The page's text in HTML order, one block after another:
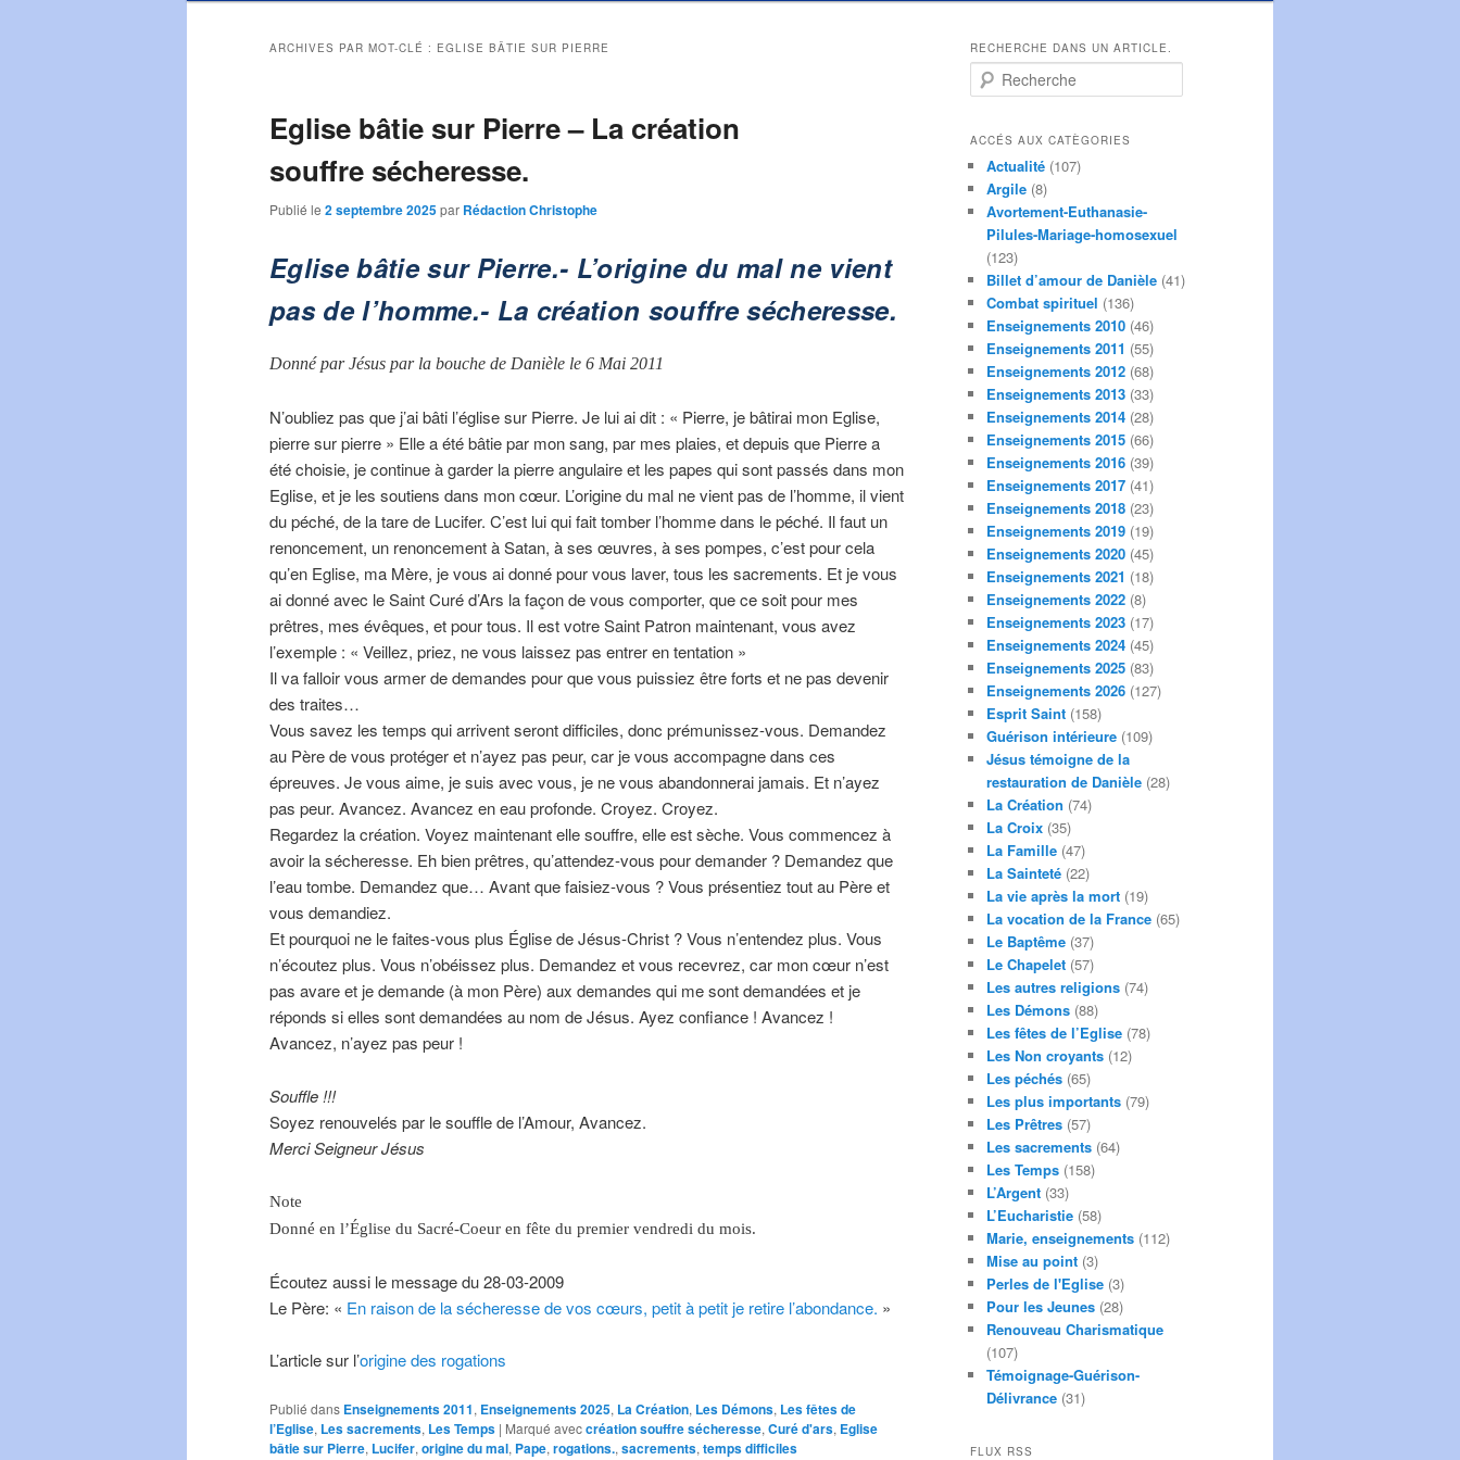
ARCHIVES PAR MOT-CLÉ : EGLISE BÂTIE SUR PIERRE
Eglise bâtie sur Pierre – La création
souffre sécheresse.
Publié le 2 septembre 2025par Rédaction Christophe
Eglise bâtie sur Pierre.- L’origine du mal ne vient
pas de l’homme.- La création souffre sécheresse.
Donné par Jésus par la bouche de Danièle le 6 Mai 2011
N’oubliez pas que j’ai bâti l’église sur Pierre. Je lui ai dit : « Pierre, je bâtirai mon Eglise,
pierre sur pierre » Elle a été bâtie par mon sang, par mes plaies, et depuis que Pierre a
été choisie, je continue à garder la pierre angulaire et les papes qui sont passés dans mon
Eglise, et je les soutiens dans mon cœur. L’origine du mal ne vient pas de l’homme, il vient
du péché, de la tare de Lucifer. C’est lui qui fait tomber l’homme dans le péché. Il faut un
renoncement, un renoncement à Satan, à ses œuvres, à ses pompes, c’est pour cela
qu’en Eglise, ma Mère, je vous ai donné pour vous laver, tous les sacrements. Et je vous
ai donné avec le Saint Curé d’Ars la façon de vous comporter, que ce soit pour mes
prêtres, mes évêques, et pour tous. Il est votre Saint Patron maintenant, vous avez
l’exemple : « Veillez, priez, ne vous laissez pas entrer en tentation »
Il va falloir vous armer de demandes pour que vous puissiez être forts et ne pas devenir
des traites…
Vous savez les temps qui arrivent seront difficiles, donc prémunissez-vous. Demandez
au Père de vous protéger et n’ayez pas peur, car je vous accompagne dans ces
épreuves. Je vous aime, je suis avec vous, je ne vous abandonnerai jamais. Et n’ayez
pas peur. Avancez. Avancez en eau profonde. Croyez. Croyez.
Regardez la création. Voyez maintenant elle souffre, elle est sèche. Vous commencez à
avoir la sécheresse. Eh bien prêtres, qu’attendez-vous pour demander ? Demandez que
l’eau tombe. Demandez que… Avant que faisiez-vous ? Vous présentiez tout au Père et
vous demandiez.
Et pourquoi ne le faites-vous plus Église de Jésus-Christ ? Vous n’entendez plus. Vous
n’écoutez plus. Vous n’obéissez plus. Demandez et vous recevrez, car mon cœur n’est
pas avare et je demande (à mon Père) aux demandes qui me sont demandées et je
réponds si elles sont demandées au nom de Jésus. Ayez confiance ! Avancez !
Avancez, n’ayez pas peur !
Souffle !!!
Soyez renouvelés par le souffle de l’Amour, Avancez.
Merci Seigneur Jésus
Note
Donné en l’Église du Sacré-Coeur en fête du premier vendredi du mois.
Écoutez aussi le message du 28-03-2009
Le Père: « En raison de la sécheresse de vos cœurs, petit à petit je retire l’abondance. »
L’article sur l’origine des rogations
Publié dans Enseignements 2011, Enseignements 2025, La Création, Les Démons, Les fêtes de
l’Eglise, Les sacrements, Les Temps | Marqué aveccréation souffre sécheresse, Curé d'ars, Eglise
bâtie sur Pierre, Lucifer, origine du mal, Pape, rogations., sacrements, temps difficiles
RECHERCHE DANS UN ARTICLE.
e
h
c
h
ACCÉS AUX CATÈGORIES
Actualité (107)
Argile (8)
Avortement-Euthanasie-
Pilules-Mariage-homosexuel
(123)
Billet d’amour de Danièle (41)
Combat spirituel (136)
Enseignements 2010 (46)
Enseignements 2011 (55)
Enseignements 2012 (68)
Enseignements 2013 (33)
Enseignements 2014 (28)
Enseignements 2015 (66)
Enseignements 2016 (39)
Enseignements 2017 (41)
Enseignements 2018 (23)
Enseignements 2019 (19)
Enseignements 2020 (45)
Enseignements 2021 (18)
Enseignements 2022 (8)
Enseignements 2023 (17)
Enseignements 2024 (45)
Enseignements 2025 (83)
Enseignements 2026 (127)
Esprit Saint (158)
Guérison intérieure (109)
Jésus témoigne de la
restauration de Danièle (28)
La Création (74)
La Croix (35)
La Famille (47)
La Sainteté (22)
La vie après la mort (19)
La vocation de la France (65)
Le Baptême (37)
Le Chapelet (57)
Les autres religions (74)
Les Démons (88)
Les fêtes de l’Eglise (78)
Les Non croyants (12)
Les péchés (65)
Les plus importants (79)
Les Prêtres (57)
Les sacrements (64)
Les Temps (158)
L’Argent (33)
L’Eucharistie (58)
Marie, enseignements (112)
Mise au point (3)
Perles de l'Eglise (3)
Pour les Jeunes (28)
Renouveau Charismatique
(107)
Témoignage-Guérison-
Délivrance (31)
FLUX RSS